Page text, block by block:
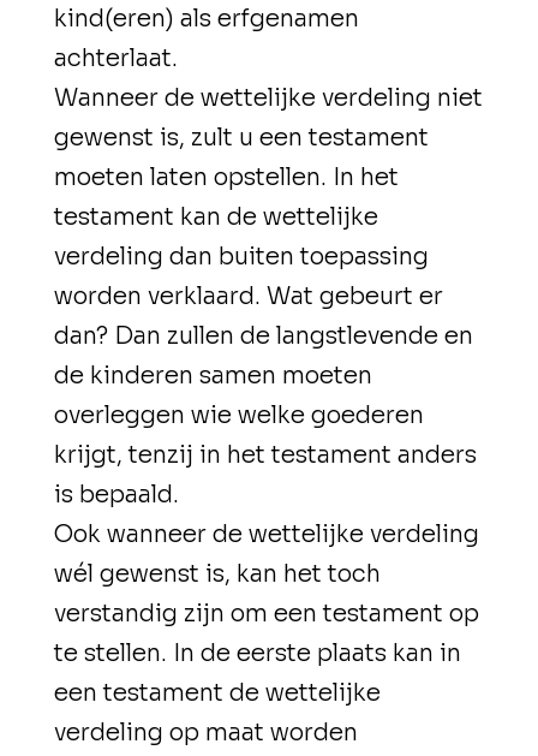
kind(eren) als erfgenamen
achterlaat.
Wanneer de wettelijke verdeling niet
gewenst is, zult u een testament
moeten laten opstellen. In het
testament kan de wettelijke
verdeling dan buiten toepassing
worden verklaard. Wat gebeurt er
dan? Dan zullen de langstlevende en
de kinderen samen moeten
overleggen wie welke goederen
krijgt, tenzij in het testament anders
is bepaald.
Ook wanneer de wettelijke verdeling
wél gewenst is, kan het toch
verstandig zijn om een testament op
te stellen. In de eerste plaats kan in
een testament de wettelijke
verdeling op maat worden